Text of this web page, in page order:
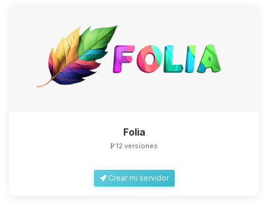
Folia
12 versiones
Crear mi servidor